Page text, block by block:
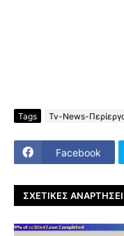
Tags Tv-News-
Facebook
ΣΧΕΤΙΚΈΣ